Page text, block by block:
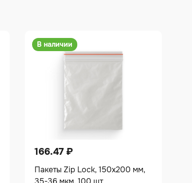
В наличии
166.47 ₽
Пакеты Zip Lock, 150х200 мм,